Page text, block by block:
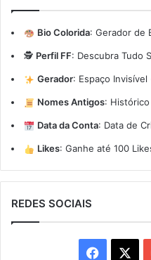
Bio Colorida: Gerador de
🕵️ Perfil FF: Descubra Tudo
Gerador: Espaço Invisível
Nomes Antigos:
Data da Conta: Data de
Likes: Ganhe até 100
REDES SOCIAIS